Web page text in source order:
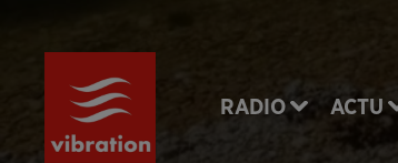
RADIO ACTU